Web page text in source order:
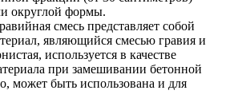
округлой формы.
смесь представляет собой
являющийся смесью гравия и
используется в качестве
при замешивании бетонной
может быть использована и для